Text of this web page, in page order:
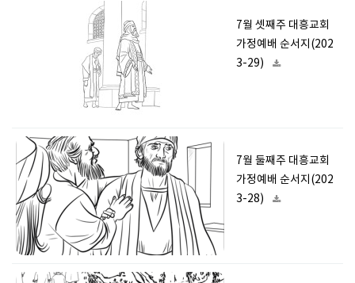
7월 셋째주 대흥교회
가정예배 순서지(202
3-29)
7월 둘째주 대흥교회
가정예배 순서지(202
3-28)